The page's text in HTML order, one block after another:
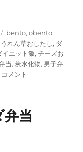
タ
グ
bento,obento,
れん草おしたし, ダ
イエット飯,チーズお
当, 炭水化物, 男子弁
豚
の
コメント
当